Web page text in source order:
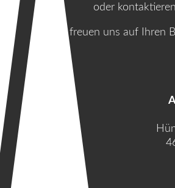
oder
Wir freuen uns auf Ihren